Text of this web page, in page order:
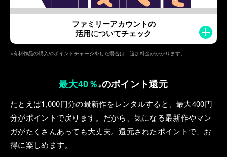
ファミリーアカウントの
活用についてチェック
※有料作品の購入やポイントチャージをした場合は、追加料金がかかります。
最大40％ ※のポイント還元
たとえば1,000円分の最新作をレンタルすると、最⼤400円
分がポイントで戻ります。だから、気になる最新作やマン
ガがたくさんあっても⼤丈夫。還元されたポイントで、お
得に楽しめます。